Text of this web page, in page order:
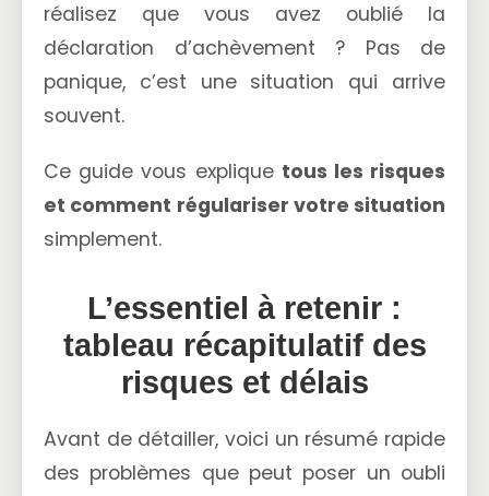
réalisez que vous avez oublié la
déclaration d’achèvement ? Pas de
panique, c’est une situation qui arrive
souvent.
Ce guide vous explique tous les risques
et comment régulariser votre situation
simplement.
L’essentiel à retenir :
tableau récapitulatif des
risques et délais
Avant de détailler, voici un résumé rapide
des problèmes que peut poser un oubli